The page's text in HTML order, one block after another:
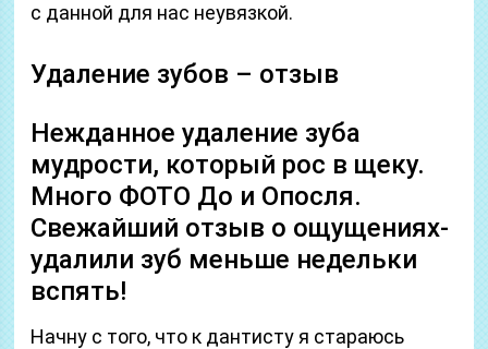
с данной для нас неувязкой.
Удаление зубов – отзыв
Нежданное удаление зуба
мудрости, который рос в щеку.
Много ФОТО До и Опосля.
Свежайший отзыв о ощущениях-
удалили зуб меньше недельки
вспять!
Начну с того, что к дантисту я стараюсь